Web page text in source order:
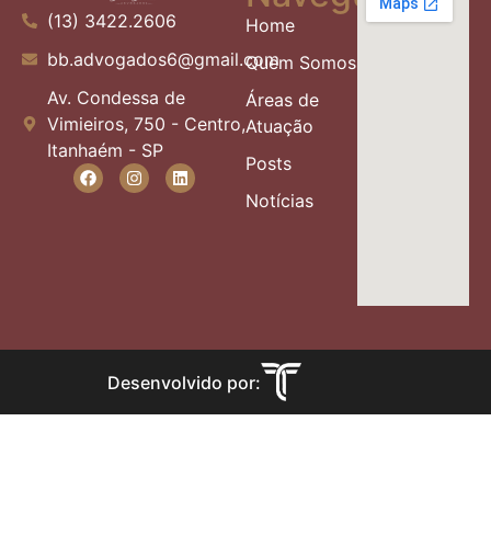
(13) 3422.2606
bb.advogados6@gmail.com
Av. Condessa de
Vimieiros, 750 - Centro,
Itanhaém - SP
Home
Quem Somos
Áreas de
Atuação
Posts
Notícias
Desenvolvido por: